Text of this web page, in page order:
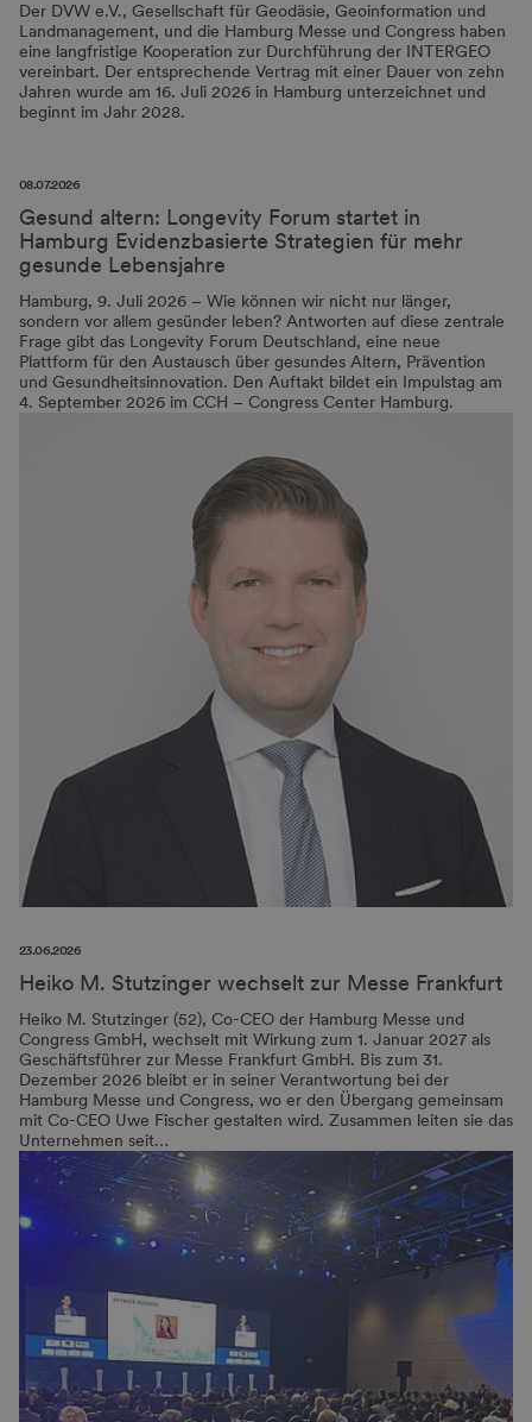
Der DVW e.V., Gesellschaft für Geodäsie, Geoinformation und
Landmanagement, und die Hamburg Messe und Congress haben
eine langfristige Kooperation zur Durchführung der INTERGEO
vereinbart. Der entsprechende Vertrag mit einer Dauer von zehn
Jahren wurde am 16. Juli 2026 in Hamburg unterzeichnet und
beginnt im Jahr 2028.
08.07.2026
Gesund altern: Longevity Forum startet in
Hamburg Evidenzbasierte Strategien für mehr
gesunde Lebensjahre
Hamburg, 9. Juli 2026 – Wie können wir nicht nur länger,
sondern vor allem gesünder leben? Antworten auf diese zentrale
Frage gibt das Longevity Forum Deutschland, eine neue
Plattform für den Austausch über gesundes Altern, Prävention
und Gesundheitsinnovation. Den Auftakt bildet ein Impulstag am
4. September 2026 im CCH – Congress Center Hamburg.
23.06.2026
Heiko M. Stutzinger wechselt zur Messe Frankfurt
Heiko M. Stutzinger (52), Co-CEO der Hamburg Messe und
Congress GmbH, wechselt mit Wirkung zum 1. Januar 2027 als
Geschäftsführer zur Messe Frankfurt GmbH. Bis zum 31.
Dezember 2026 bleibt er in seiner Verantwortung bei der
Hamburg Messe und Congress, wo er den Übergang gemeinsam
mit Co-CEO Uwe Fischer gestalten wird. Zusammen leiten sie das
Unternehmen seit…